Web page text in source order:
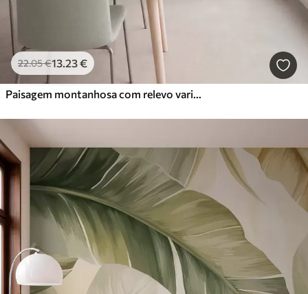
22.05€13.23€
Paisagem montanhosa com relevo variado